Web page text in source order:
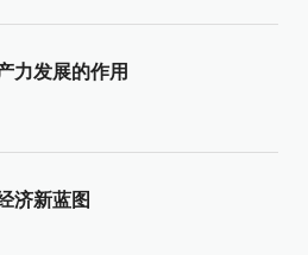
力发展的作用
济新蓝图